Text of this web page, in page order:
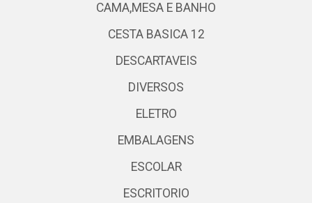
CAMA,MESA E BANHO
CESTA BASICA 12
DESCARTAVEIS
DIVERSOS
ELETRO
EMBALAGENS
ESCOLAR
ESCRITORIO